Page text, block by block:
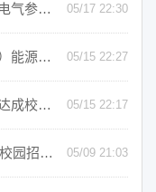
我院电气专业师生走进北京施耐德电气参观学习 05/17 22:30
校领导带队赴英利集团英辰（雄安）能源科技有限公司签约 05/15 22:27
我院与河北上善石油机械有限公司达成校企合作 05/15 22:17
我院雄安绘景科技有限公司2026年校园招聘启事 05/09 21:03